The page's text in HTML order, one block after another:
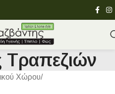
Τραπεζιών
Χώρου/